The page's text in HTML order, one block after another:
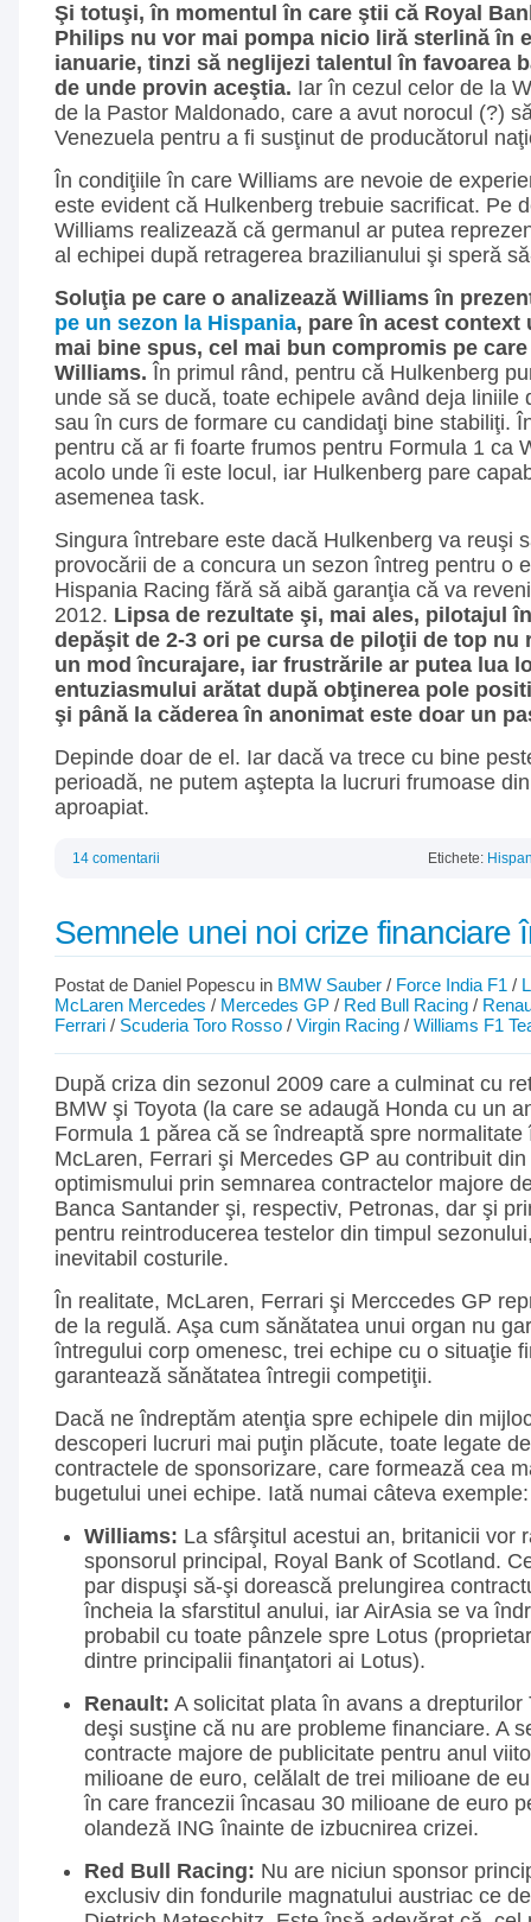
Şi totuşi, în momentul în care ştii că Royal
Philips nu vor mai pompa nicio liră sterlină în
ianuarie, tinzi să neglijezi talentul în favoarea
de unde provin aceştia. Iar în cezul celor de la
de la Pastor Maldonado, care a avut norocul (?)
Venezuela pentru a fi susţinut de producătorul
În condiţiile în care Williams are nevoie de
este evident că Hulkenberg trebuie sacrificat. Pe
Williams realizează că germanul ar putea
al echipei după retragerea brazilianului şi speră
Soluţia pe care o analizează Williams în
pe un sezon la Hispania, pare în acest context
mai bine spus, cel mai bun compromis pe
Williams. În primul rând, pentru că Hulkenberg
unde să se ducă, toate echipele având deja liniile
sau în curs de formare cu candidaţi bine stabiliţi.
pentru că ar fi foarte frumos pentru Formula 1 ca
acolo unde îi este locul, iar Hulkenberg pare
asemenea task.
Singura întrebare este dacă Hulkenberg va reuşi
provocării de a concura un sezon întreg pentru o
Hispania Racing fără să aibă garanţia că va
2012. Lipsa de rezultate şi, mai ales, pilotajul
depăşit de 2-3 ori pe cursa de piloţii de top nu
un mod încurajare, iar frustrările ar putea lua
entuziasmului arătat după obţinerea pole
şi până la căderea în anonimat este doar un
Depinde doar de el. Iar dacă va trece cu bine
perioadă, ne putem aştepta la lucruri frumoase
aproapiat.
14 comentarii Etichete:
Semnele unei noi crize financiare
Postat de Daniel Popescu in BMW Sauber / Force India F1 /
McLaren Mercedes / Mercedes GP / Red Bull Racing /
Ferrari / Scuderia Toro Rosso / Virgin Racing / Williams F1
După criza din sezonul 2009 care a culminat cu
BMW şi Toyota (la care se adaugă Honda cu un
Formula 1 părea că se îndreaptă spre normalitate
McLaren, Ferrari şi Mercedes GP au contribuit
optimismului prin semnarea contractelor majore
Banca Santander şi, respectiv, Petronas, dar şi
pentru reintroducerea testelor din timpul
inevitabil costurile.
În realitate, McLaren, Ferrari şi Merccedes GP
de la regulă. Aşa cum sănătatea unui organ nu
întregului corp omenesc, trei echipe cu o situaţie
garantează sănătatea întregii competiţii.
Dacă ne îndreptăm atenţia spre echipele din
descoperi lucruri mai puţin plăcute, toate legate
contractele de sponsorizare, care formează cea
bugetului unei echipe. Iată numai câteva exemple:
Williams: La sfârşitul acestui an, britanicii vor
sponsorul principal, Royal Bank of Scotland.
par dispuşi să-şi dorească prelungirea
încheia la sfarstitul anului, iar AirAsia se va
probabil cu toate pânzele spre Lotus
dintre principalii finanţatori ai Lotus).
Renault: A solicitat plata în avans a drepturilor
deşi susţine că nu are probleme financiare. A
contracte majore de publicitate pentru anul
milioane de euro, celălalt de trei milioane de
în care francezii încasau 30 milioane de euro
olandeză ING înainte de izbucnirea crizei.
Red Bull Racing: Nu are niciun sponsor
exclusiv din fondurile magnatului austriac ce